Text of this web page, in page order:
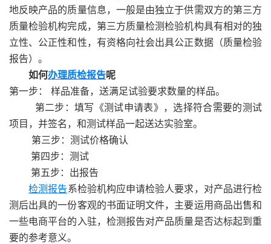
地反映产品的质量信息，一般是由独立于供需双方的第三方
质量检验机构完成，第三方质量检测检验机构具有相对的独
立性、公正性和性，有资格向社会出具公正数据（质量检验
报告）。
如何办理质检报告呢
第一步： 样品准备，送满足试验要求数量的样品。
第二步：填写《测试申请表》，选择符合需要的测试
项目，并签名，和测试样品一起送达实验室。
第三步：测试价格确认
第四步：测试
第五步：出报告
检测报告系检验机构应申请检验人要求，对产品进行检
测后出具的一份客观的书面证明文件，主要运用商品出售和
一些电商平台的入驻，检测报告对产品质量是否达标起到重
要的参考意义。